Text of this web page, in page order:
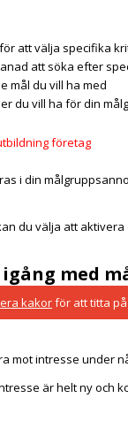
att välja specifika
att söka efter
mål du vill ha med
du vill ha för din
i din
du välja att aktivera
med
kakorför att titta
mot intresse under
är helt ny och